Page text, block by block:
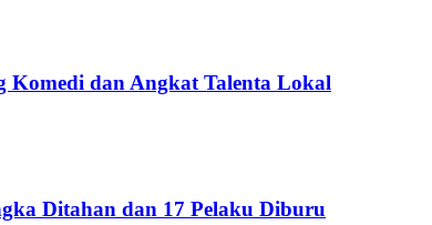
Komedi dan Angkat Talenta Lokal
Ditahan dan 17 Pelaku Diburu